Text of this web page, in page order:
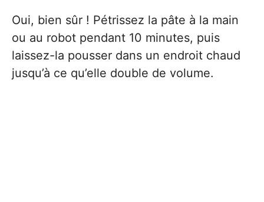
Oui, bien sûr ! Pétrissez la pâte à la main
ou au robot pendant 10 minutes, puis
laissez-la pousser dans un endroit chaud
jusqu’à ce qu’elle double de volume.